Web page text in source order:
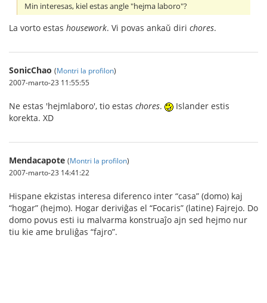
Min interesas, kiel estas angle "hejma laboro"?
La vorto estas housework. Vi povas ankaŭ diri chores.
SonicChao (Montri la profilon)
2007-marto-23 11:55:55
Ne estas 'hejmlaboro', tio estas chores.
Islander estis
korekta. XD
Mendacapote (Montri la profilon)
2007-marto-23 14:41:22
Hispane ekzistas interesa diferenco inter “casa” (domo) kaj
“hogar” (hejmo). Hogar deriviĝas el “Focaris” (latine) Fajrejo. Do
domo povus esti iu malvarma konstruaĵo ajn sed hejmo nur
tiu kie ame bruliĝas “fajro”.